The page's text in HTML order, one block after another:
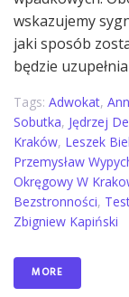
wskazujemy
jaki sposób
będzie
Tags: Adwokat,
Sobutka, Jędrzej
Kraków, Leszek
Przemysław
Okręgowy W
Bezstronności,
Zbigniew Kapiński
MORE